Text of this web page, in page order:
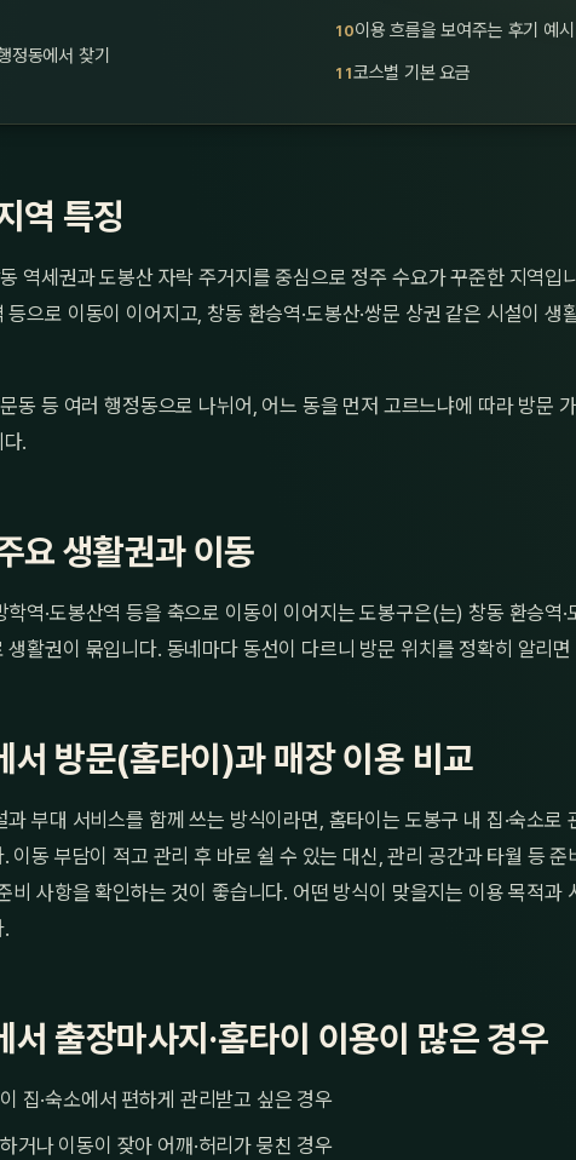
정동에서 찾기
이용 흐름을 보여주는 후기 예시
코스별 기본 요금
역 특징
역세권과 도봉산 자락 주거지를 중심으로 정주 수요가 꾸준한 지역입
등으로 이동이 이어지고, 창동 환승역·도봉산·쌍문 상권 같은 시설이 생
동 등 여러 행정동으로 나뉘어, 어느 동을 먼저 고르느냐에 따라 방문
.
요 생활권과 이동
학역·도봉산역 등을 축으로 이동이 이어지는 도봉구은(는) 창동 환승역·
생활권이 묶입니다. 동네마다 동선이 다르니 방문 위치를 정확히 알리
서 방문(홈타이)과 매장 이용 비교
과 부대 서비스를 함께 쓰는 방식이라면, 홈타이는 도봉구 내 집·숙소로
이동 부담이 적고 관리 후 바로 쉴 수 있는 대신, 관리 공간과 타월 등 준
비 사항을 확인하는 것이 좋습니다. 어떤 방식이 맞을지는 이용 목적과
서 출장마사지·홈타이 이용이 많은 경우
집·숙소에서 편하게 관리받고 싶은 경우
거나 이동이 잦아 어깨·허리가 뭉친 경우